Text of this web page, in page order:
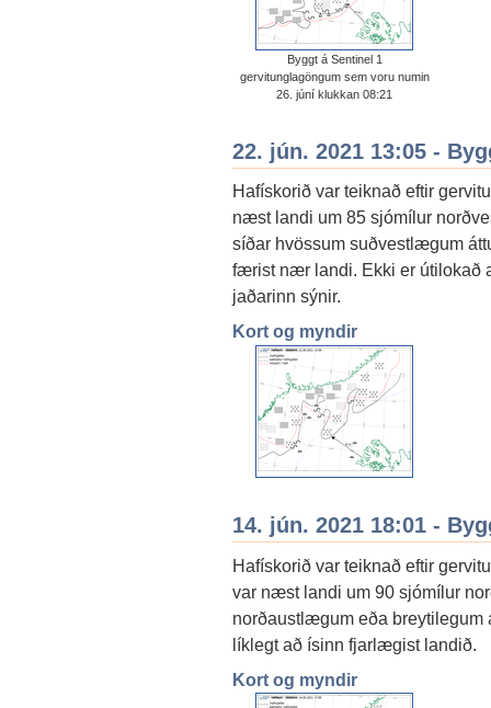
Byggt á Sentinel 1
gervitunglagöngum sem voru numin
26. júní klukkan 08:21
22. jún. 2021 13:05 -
Hafískorið var teiknað eftir
næst landi um 85 sjómílur
síðar hvössum suðvestlægum
færist nær landi. Ekki er útilokað
jaðarinn sýnir.
Kort og myndir
14. jún. 2021 18:01 -
Hafískorið var teiknað eftir
var næst landi um 90 sjómílur
norðaustlægum eða
líklegt að ísinn fjarlægist landið.
Kort og myndir